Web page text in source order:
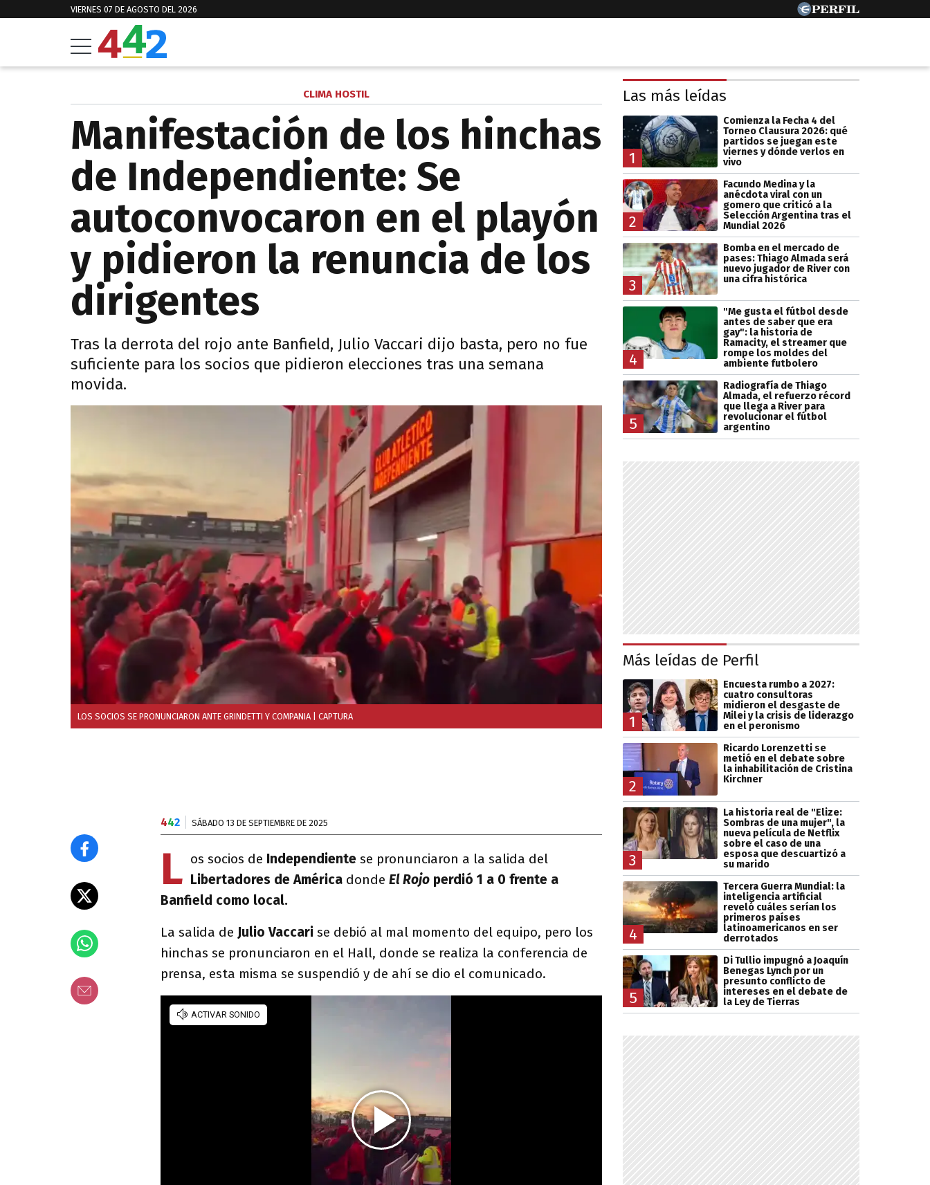
VIERNES 07 DE AGOSTO DEL 2026
CLIMA HOSTIL
Manifestación de los hinchas
de Independiente: Se
autoconvocaron en el playón
y pidieron la renuncia de los
dirigentes
Tras la derrota del rojo ante Banfield, Julio Vaccari dijo basta, pero no fue
suficiente para los socios que pidieron elecciones tras una semana
movida.
LOS SOCIOS SE PRONUNCIARON ANTE GRINDETTI Y COMPANIA | CAPTURA
442 SÁBADO 13 DE SEPTIEMBRE DE 2025
L os socios de Independiente se pronunciaron a la salida del
Libertadores de América donde El Rojo perdió 1 a 0 frente a
Banfield como local.
La salida de Julio Vaccari se debió al mal momento del equipo, pero los
hinchas se pronunciaron en el Hall, donde se realiza la conferencia de
prensa, esta misma se suspendió y de ahí se dio el comunicado.
Las más leídas
1
Comienza la Fecha 4 del
Torneo Clausura 2026: qué
partidos se juegan este
viernes y dónde verlos en
vivo
2
Facundo Medina y la
anécdota viral con un
gomero que criticó a la
Selección Argentina tras el
Mundial 2026
3
Bomba en el mercado de
pases: Thiago Almada será
nuevo jugador de River con
una cifra histórica
4
"Me gusta el fútbol desde
antes de saber que era
gay": la historia de
Ramacity, el streamer que
rompe los moldes del
ambiente futbolero
5
Radiografía de Thiago
Almada, el refuerzo récord
que llega a River para
revolucionar el fútbol
argentino
Más leídas de Perfil
1
Encuesta rumbo a 2027:
cuatro consultoras
midieron el desgaste de
Milei y la crisis de liderazgo
en el peronismo
2
Ricardo Lorenzetti se
metió en el debate sobre
la inhabilitación de Cristina
Kirchner
3
La historia real de "Elize:
Sombras de una mujer", la
nueva película de Netflix
sobre el caso de una
esposa que descuartizó a
su marido
4
Tercera Guerra Mundial: la
inteligencia artificial
reveló cuáles serían los
primeros países
latinoamericanos en ser
derrotados
5
Di Tullio impugnó a Joaquín
Benegas Lynch por un
presunto conflicto de
intereses en el debate de
la Ley de Tierras